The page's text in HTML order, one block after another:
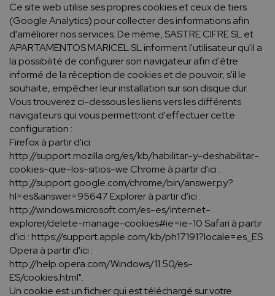
Ce site web utilise ses propres cookies et ceux de tiers
(Google Analytics) pour collecter des informations afin
d'améliorer nos services. De même, SASTRE CIFRE SL et
APARTAMENTOS MARICEL SL informent l'utilisateur qu'il a
la possibilité de configurer son navigateur afin d'être
informé de la réception de cookies et de pouvoir, s'il le
souhaite, empêcher leur installation sur son disque dur.
Vous trouverez ci-dessous les liens vers les différents
navigateurs qui vous permettront d'effectuer cette
configuration :
Firefox à partir d'ici :
http://support.mozilla.org/es/kb/habilitar-y-deshabilitar-
cookies-que-los-sitios-we Chrome à partir d'ici :
http://support.google.com/chrome/bin/answer.py?
hl=es&answer=95647 Explorer à partir d'ici :
http://windows.microsoft.com/es-es/internet-
explorer/delete-manage-cookies#ie=ie-10 Safari à partir
d'ici : https://support.apple.com/kb/ph17191?locale=es_ES
Opera à partir d'ici :
http://help.opera.com/Windows/11.50/es-
ES/cookies.html".
Un cookie est un fichier qui est téléchargé sur votre